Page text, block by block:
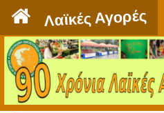
Λαϊκές Αγορές